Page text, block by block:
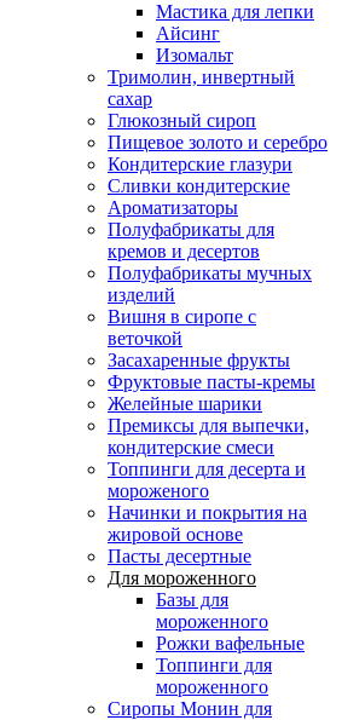
Мастика для лепки
Айсинг
Изомальт
Тримолин, инвертный
сахар
Глюкозный сироп
Пищевое золото и серебро
Кондитерские глазури
Сливки кондитерские
Ароматизаторы
Полуфабрикаты для
кремов и десертов
Полуфабрикаты мучных
изделий
Вишня в сиропе с
веточкой
Засахаренные фрукты
Фруктовые пасты-кремы
Желейные шарики
Премиксы для выпечки,
кондитерские смеси
Топпинги для десерта и
мороженого
Начинки и покрытия на
жировой основе
Пасты десертные
Для мороженного
Базы для
мороженного
Рожки вафельные
Топпинги для
мороженного
Сиропы Монин для